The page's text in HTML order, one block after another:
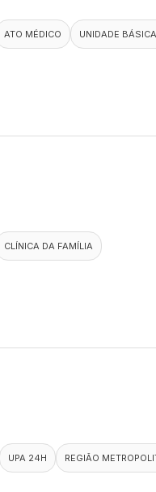
ATO MÉDICO UNIDADE
CLÍNICA DA FAMÍLIA
UPA 24H REGIÃO